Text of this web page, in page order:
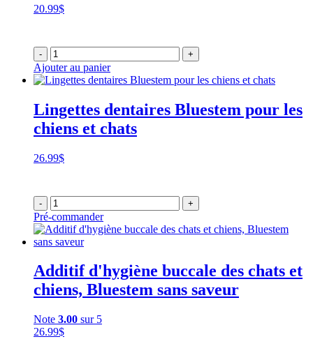
20.99$
- +
Ajouter au panier
Lingettes dentaires Bluestem pour les
chiens et chats
26.99$
- +
Pré-commander
Additif d'hygiène buccale des chats et
chiens, Bluestem sans saveur
Note 3.00 sur 5
26.99$